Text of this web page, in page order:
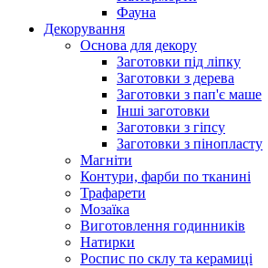
Фауна
Декорування
Основа для декору
Заготовки під ліпку
Заготовки з дерева
Заготовки з пап'є маше
Інші заготовки
Заготовки з гіпсу
Заготовки з пінопласту
Магніти
Контури, фарби по тканині
Трафарети
Мозаїка
Виготовлення годинників
Натирки
Роспис по склу та керамиці